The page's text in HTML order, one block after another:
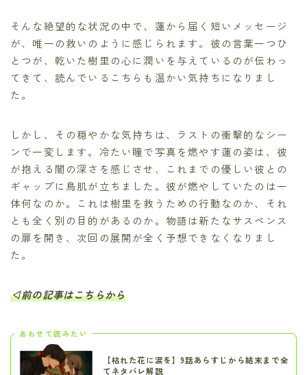
そんな絶望的な状況の中で、蓮から届く短いメッセージ
が、唯一の救いのように感じられます。彼の言葉一つひ
とつが、乾いた樹里の心に潤いを与えているのが伝わっ
てきて、読んでいるこちらも温かい気持ちになりまし
た。
しかし、その穏やかな気持ちは、ラストの衝撃的なシー
ンで一変します。冷たい瞳で写真を燃やす蓮の姿は、彼
が抱える闇の深さを感じさせ、これまでの優しい彼との
ギャップに鳥肌が立ちました。彼が燃やしていたのは一
体何なのか。これは樹里を救うための行動なのか、それ
とも全く別の目的があるのか。物語は新たなサスペンス
の扉を開き、次回の展開が全く予想できなくなりまし
た。
◁前の記事はこちらから
あわせて読みたい
【枯れた花に涙を】9話あらすじから結末まで全
てネタバレ解説